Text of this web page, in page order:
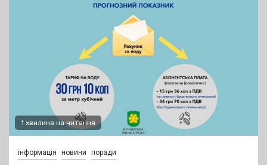
1 хвилина на читання
інформація новини поради